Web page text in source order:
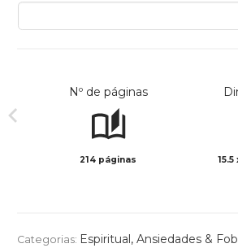
Nº de páginas
214 páginas 15.5
Categorias: Espiritual, Ansiedades &